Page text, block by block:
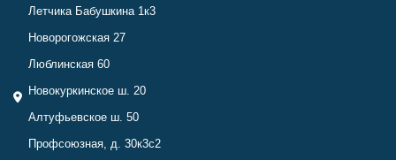
Летчика Бабушкина 1к3
Новорогожская 27
Люблинская 60
Новокуркинское ш. 20
Алтуфьевское ш. 50
Профсоюзная, д. 30к3с2